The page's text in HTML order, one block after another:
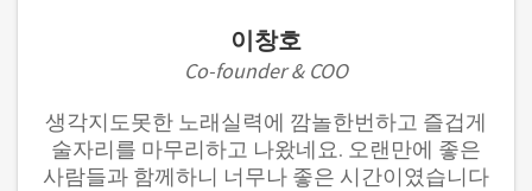
이창호
Co-founder & COO
생각지도못한 노래실력에 깜놀한번하고 즐겁게
술자리를 마무리하고 나왔네요. 오랜만에 좋은
사람들과 함께하니 너무나 좋은 시간이였습니다